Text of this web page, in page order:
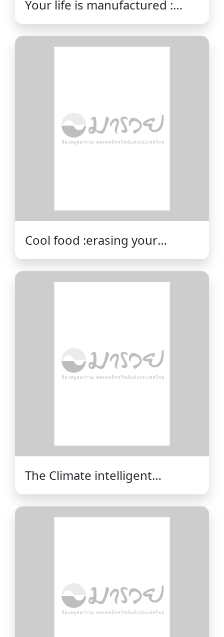
Your life is manufactured :
how we make things, why it
matters and how we can do it
Cool food :erasing your
carbon footprint one bite at a
time /Robert Downey and
The Climate intelligent
organization :build a
prosperous and resilient
Karan Chopra.